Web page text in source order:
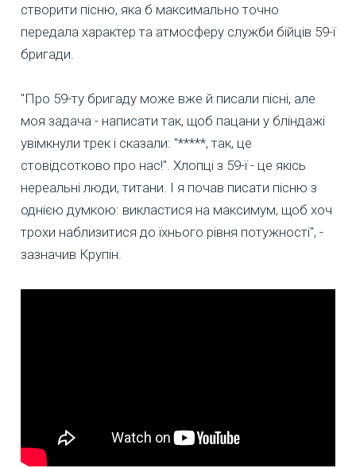
створити пісню, яка б максимально точно
передала характер та атмосферу служби бійців 59-ї
бригади.
"Про 59-ту бригаду може вже й писали пісні, але
моя задача - написати так, щоб пацани у бліндажі
увімкнули трек і сказали: "*****, так, це
стовідсотково про нас!". Хлопці з 59-ї - це якісь
нереальні люди, титани. І я почав писати пісню з
однією думкою: викластися на максимум, щоб хоч
трохи наблизитися до їхнього рівня потужності", -
зазначив Крупін.